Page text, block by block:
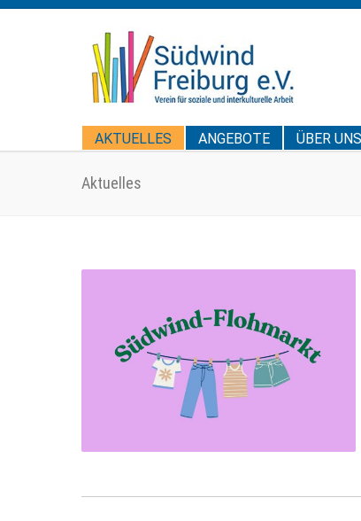
AKTUELLES ANGEBOTE ÜBER UNS
Aktuelles